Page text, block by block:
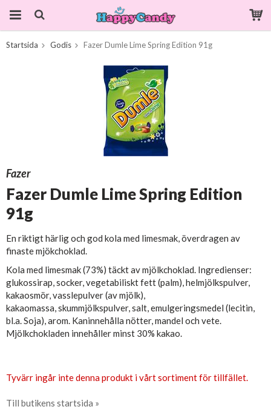
Startsida Godis Fazer Dumle Lime Spring Edition 91g
Fazer
Fazer Dumle Lime Spring Edition
91g
En riktigt härlig och god kola med limesmak, överdragen av
finaste mjökchoklad.
Kola med limesmak (73%) täckt av mjölkchoklad. Ingredienser:
glukossirap, socker, vegetabiliskt fett (palm), helmjölkspulver,
kakaosmör, vasslepulver (av mjölk),
kakaomassa, skummjölkspulver, salt, emulgeringsmedel (lecitin,
bl.a. Soja), arom. Kaninnehålla nötter, mandel och vete.
Mjölkchokladen innehåller minst 30% kakao.
Tyvärr ingår inte denna produkt i vårt sortiment för tillfället.
Till butikens startsida »